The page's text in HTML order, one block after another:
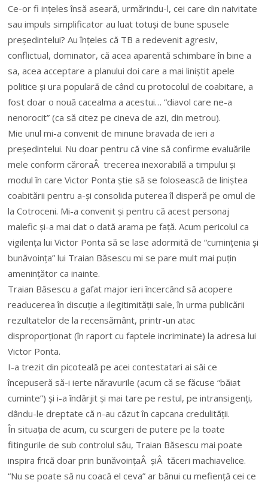
Ce-or fi ințeles însă aseară, urmărindu-l, cei care din naivitate
sau impuls simplificator au luat totuși de bune spusele
președintelui? Au înțeles că TB a redevenit agresiv,
conflictual, dominator, că acea aparentă schimbare în bine a
sa, acea acceptare a planului doi care a mai liniștit apele
politice și ura populară de când cu protocolul de coabitare, a
fost doar o nouă cacealma a acestui… “diavol care ne-a
nenorocit” (ca să citez pe cineva de azi, din metrou).
Mie unul mi-a convenit de minune bravada de ieri a
președintelui. Nu doar pentru că vine să confirme evaluările
mele conform căroraÂ trecerea inexorabilă a timpului și
modul în care Victor Ponta știe să se folosească de liniștea
coabitării pentru a-și consolida puterea îl disperă pe omul de
la Cotroceni. Mi-a convenit și pentru că acest personaj
malefic și-a mai dat o dată arama pe față. Acum pericolul ca
vigilența lui Victor Ponta să se lase adormită de “cumințenia și
bunăvoința” lui Traian Băsescu mi se pare mult mai puțin
amenințător ca inainte.
Traian Băsescu a gafat major ieri încercând să acopere
readucerea în discuție a ilegitimității sale, în urma publicării
rezultatelor de la recensământ, printr-un atac
disproporționat (în raport cu faptele incriminate) la adresa lui
Victor Ponta.
I-a trezit din picoteală pe acei contestatari ai săi ce
începuseră să-i ierte năravurile (acum că se făcuse “băiat
cuminte”) și i-a îndârjit și mai tare pe restul, pe intransigenți,
dându-le dreptate că n-au căzut în capcana credulității.
În situația de acum, cu scurgeri de putere pe la toate
fitingurile de sub controlul său, Traian Băsescu mai poate
inspira frică doar prin bunăvoințaÂ șiÂ tăceri machiavelice.
“Nu se poate să nu coacă el ceva” ar bănui cu mefiență cei ce